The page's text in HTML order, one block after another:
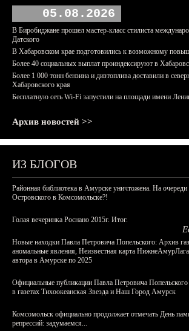
05.08.2026
В Биробиджане прошел мастер-класс стилиста
Датского
В Хабаровском крае подготовились к возможному
Более 40 социальных выплат проиндексируют в
Более 1 000 тонн бензина и дизтоплива доставили в
Хабаровского края
Бесплатную сеть Wi-Fi запустили на площади имени
Архив новостей >>
ИЗ БЛОГОВ
Районная библиотека в Амурске уничтожена. На очереди
Островского в Комсомольске?!
Голая вечеринка Роснано 2015г. Итог.
Новые находки Павла Петровича Попельского: Архив
аномальные явления, Неизвестная карта
автора в Амурске по 2025
Официальные публикации Павла Петровича
в газетах Тихоокеанская Звезда и Наш Город Амурск
Комсомольск официально продолжает отмечать День
репрессий: задумаемся...